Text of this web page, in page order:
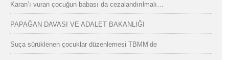
Karan’ı vuran çocuğun babası da cezalandırılmalı…
PAPAĞAN DAVASI VE ADALET BAKANLIĞI
Suça sürüklenen çocuklar düzenlemesi TBMM’de